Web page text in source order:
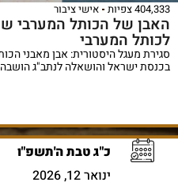
404,333 צפיות אישי ציבור
האבן של הכותל המערבי
לכותל המערבי
סגירת מעגל היסטורית: אבן מאבני
בכנסת ישראל והושאלה לנתב"ג
כ"ג טבת ה'תשפ"ו
ינואר 12, 2026